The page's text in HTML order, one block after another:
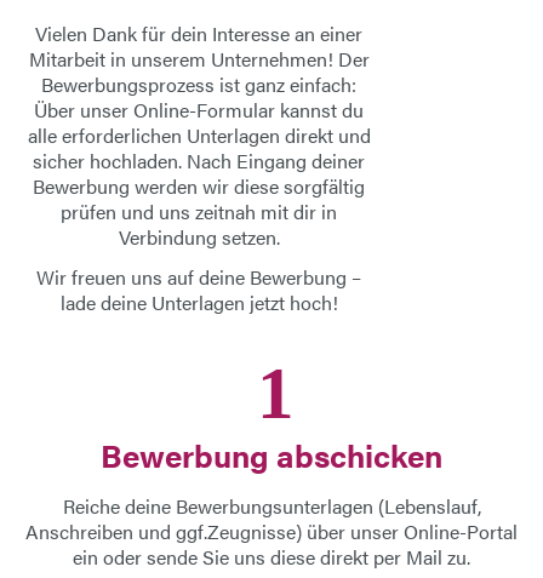
Vielen Dank für dein Interesse an einer
Mitarbeit in unserem Unternehmen! Der
Bewerbungsprozess ist ganz einfach:
Über unser Online-Formular kannst du
alle erforderlichen Unterlagen direkt und
sicher hochladen. Nach Eingang deiner
Bewerbung werden wir diese sorgfältig
prüfen und uns zeitnah mit dir in
Verbindung setzen.
Wir freuen uns auf deine Bewerbung –
lade deine Unterlagen jetzt hoch!
1
Bewerbung abschicken
Reiche deine Bewerbungsunterlagen (Lebenslauf,
Anschreiben und ggf.Zeugnisse) über unser Online-Portal
ein oder sende Sie uns diese direkt per Mail zu.